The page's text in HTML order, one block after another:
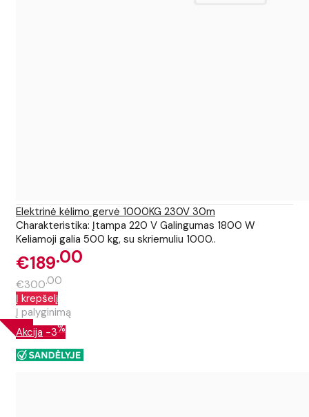
Elektrinė kėlimo gervė 1000KG 230V 30m
Charakteristika: Įtampa 220 V Galingumas 1800 W
Keliamoji galia 500 kg, su skriemuliu 1000..
€189 00
€300 00
Į krepšelį
Į palyginimą
Akcija -3%